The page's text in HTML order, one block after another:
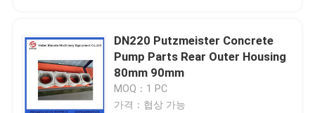
DN220 Putzmeister Concrete
Pump Parts Rear Outer Housing
80mm 90mm
MOQ：1 PC
가격：협상 가능